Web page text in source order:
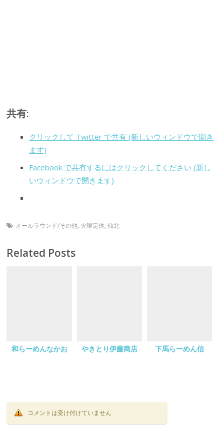
共有:
クリックして Twitter で共有 (新しいウィンドウで開き
ます)
Facebook で共有するにはクリックしてください (新し
いウィンドウで開きます)
オールラウンド/その他, 火曜定休,仙北
Related Posts
和らーめんなかお やきとり伊藤商店 下馬らーめん信
コメントは受け付けていません